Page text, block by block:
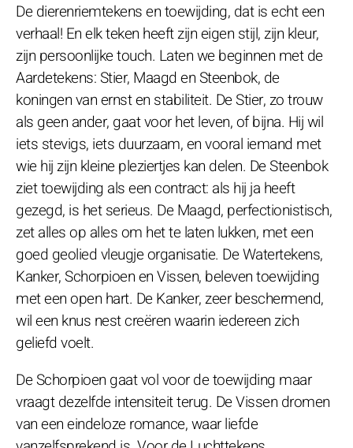
De dierenriemtekens en toewijding, dat is echt een
verhaal! En elk teken heeft zijn eigen stijl, zijn kleur,
zijn persoonlijke touch. Laten we beginnen met de
Aardetekens: Stier, Maagd en Steenbok, de
koningen van ernst en stabiliteit. De Stier, zo trouw
als geen ander, gaat voor het leven, of bijna. Hij wil
iets stevigs, iets duurzaam, en vooral iemand met
wie hij zijn kleine pleziertjes kan delen. De Steenbok
ziet toewijding als een contract: als hij ja heeft
gezegd, is het serieus. De Maagd, perfectionistisch,
zet alles op alles om het te laten lukken, met een
goed geolied vleugje organisatie. De Watertekens,
Kanker, Schorpioen en Vissen, beleven toewijding
met een open hart. De Kanker, zeer beschermend,
wil een knus nest creëren waarin iedereen zich
geliefd voelt.
De Schorpioen gaat vol voor de toewijding maar
vraagt dezelfde intensiteit terug. De Vissen dromen
van een eindeloze romance, waar liefde